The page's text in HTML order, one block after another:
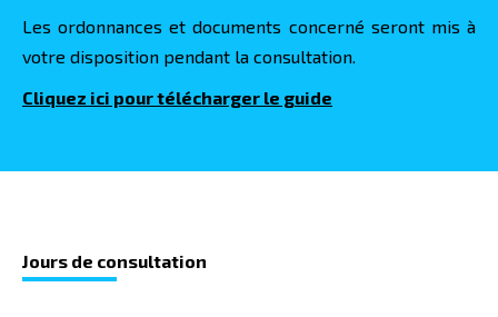
Les ordonnances et documents concerné seront mis à
votre disposition pendant la consultation.
Cliquez ici pour télécharger le guide
Jours de consultation